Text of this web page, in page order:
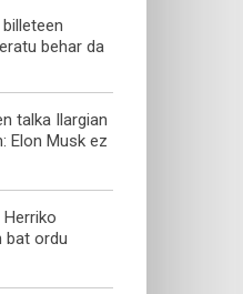
behar da
talka Ilargian
Elon Musk ez
Herriko
bat ordu